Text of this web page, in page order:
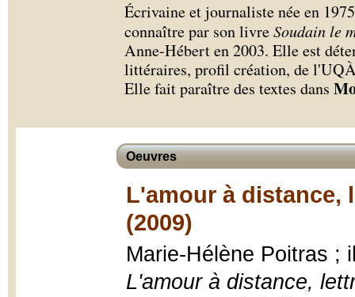
Écrivaine et journaliste née en
connaître par son livreSoudain le
Anne-Hébert en 2003. Elle est
littéraires, profil création, de
Elle fait paraître des textes dans
Oeuvres
L'amour à distance,
(2009)
Marie-Hélène Poitras ;
L'amour à distance,